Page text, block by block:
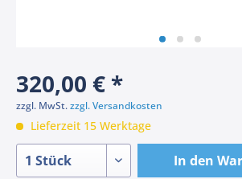
320,00 € *
zzgl. MwSt.zzgl. Versandkosten
Lieferzeit 15 Werktage
In den